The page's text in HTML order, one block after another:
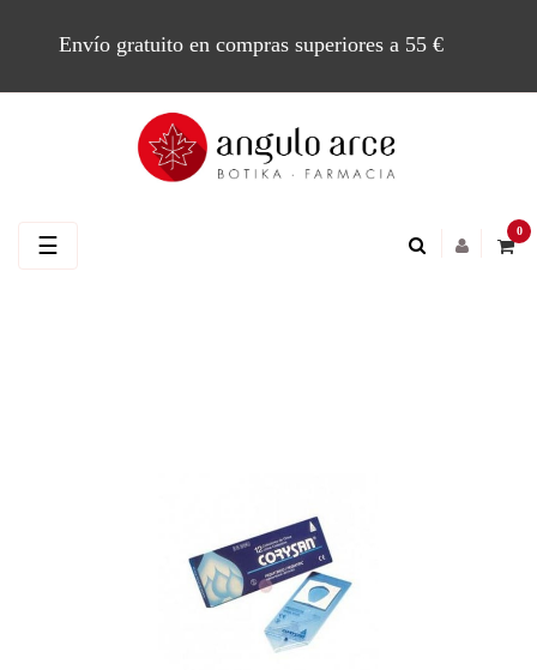
Envío gratuito en compras superiores a 55 €
0
Navegación
☰